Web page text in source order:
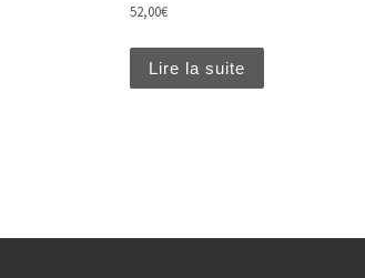
52,00€
Lire la suite